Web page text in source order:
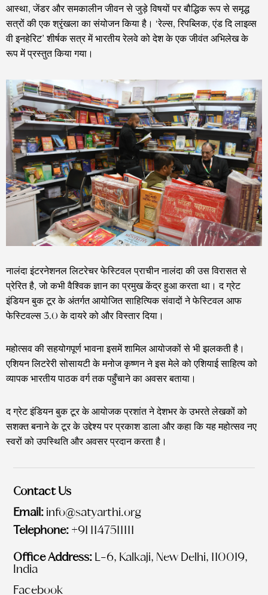
आस्था, जेंडर और समकालीन जीवन से जुड़े विषयों पर बौद्धिक रूप से समृद्ध
सत्रों की एक श्रृंखला का संयोजन किया है। ‘रेल्स, रिपब्लिक, एंड दि लाइव्स
वी इनहेरिट’ शीर्षक सत्र में भारतीय रेलवे को देश के एक जीवंत अभिलेख के
रूप में प्रस्तुत किया गया।
नालंदा इंटरनेशनल लिटरेचर फेस्टिवल प्राचीन नालंदा की उस विरासत से
प्रेरित है, जो कभी वैश्विक ज्ञान का प्रमुख केंद्र हुआ करता था। द ग्रेट
इंडियन बुक टूर के अंतर्गत आयोजित साहित्यिक संवादों ने फेस्टिवल आफ
फेस्टिवल्स 3.0 के दायरे को और विस्तार दिया।
महोत्सव की सहयोगपूर्ण भावना इसमें शामिल आयोजकों से भी झलकती है।
एशियन लिटरेरी सोसायटी के मनोज कृष्णन ने इस मेले को एशियाई साहित्य को
व्यापक भारतीय पाठक वर्ग तक पहुँचाने का अवसर बताया।
द ग्रेट इंडियन बुक टूर के आयोजक प्रशांत ने देशभर के उभरते लेखकों को
सशक्त बनाने के टूर के उद्देश्य पर प्रकाश डाला और कहा कि यह महोत्सव नए
स्वरों को उपस्थिति और अवसर प्रदान करता है।
Contact Us
Email: info@satyarthi.org
Telephone: +91 1147511111
Office Address: L-6, Kalkaji, New Delhi, 110019,
India
Facebook